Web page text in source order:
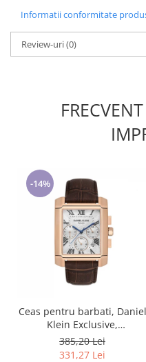
Informatii conformitate
Review-uri(0)
-14%
Ceas pentru barbati, Daniel
Klein Exclusive,
DK.1.13748.5
385,20 Lei
331,27 Lei